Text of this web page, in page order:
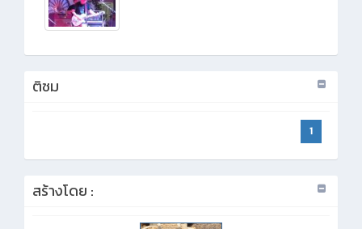
ติชม
1
สร้างโดย :